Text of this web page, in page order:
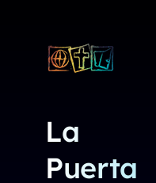
La
Puerta